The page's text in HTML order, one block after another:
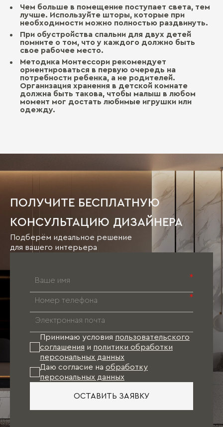
Чем больше в помещение поступает света, тем
лучше. Используйте шторы, которые при
необходимости можно полностью раздвинуть.
При обустройства спальни для двух детей
помните о том, что у каждого должно быть
свое рабочее место.
Методика Монтессори рекомендует
ориентироваться в первую очередь на
потребности ребенка, а не родителей.
Организация хранения в детской комнате
должна быть такова, чтобы малыш в любом
момент мог достать любимые игрушки или
одежду.
ПОЛУЧИТЕ БЕСПЛАТНУЮ
КОНСУЛЬТАЦИЮ ДИЗАЙНЕРА
Подберём идеальное решение
для вашего интерьера
*
*
Принимаю условия пользовательского
соглашения и политики обработки
персональных данных
Даю согласие на обработку
персональных данных
ОСТАВИТЬ ЗАЯВКУ